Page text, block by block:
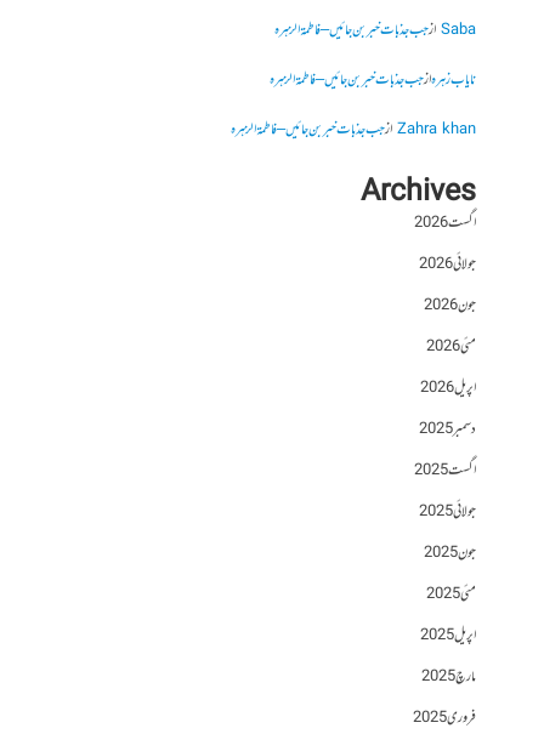
Sabaازجب جذبات خبر بن جائیں – فاطمۃالزہرہ
نایاب زہرہازجب جذبات خبر بن جائیں – فاطمۃالزہرہ
Zahra khanازجب جذبات خبر بن جائیں – فاطمۃالزہرہ
Archives
اگست 2026
جولائی 2026
جون 2026
مئی 2026
اپریل 2026
دسمبر 2025
اگست 2025
جولائی 2025
جون 2025
مئی 2025
اپریل 2025
مارچ 2025
فروری 2025